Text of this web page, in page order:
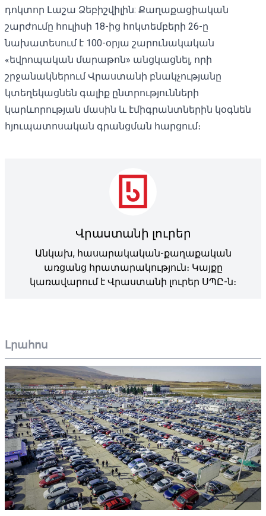
Լրահոս
դոկտոր Լաշա Ձեբիշվիլին: Քաղաքացիական
շարժումը հուլիսի 18-ից հոկտեմբերի 26-ը
նախատեսում է 100-օրյա շարունակական
«եվրոպական մարաթոն» անցկացնել, որի
շրջանակներում Վրաստանի բնակչությանը
կտեղեկացնեն գալիք ընտրությունների
կարևորության մասին և էմիգրանտներին կօգնեն
հյուպատոսական գրանցման հարցում։
Վրաստանի լուրեր
Անկախ, հասարակական-քաղաքական
առցանց հրատարակություն։ Կայքը
կառավարում է Վրաստանի լուրեր ՍՊԸ-ն։